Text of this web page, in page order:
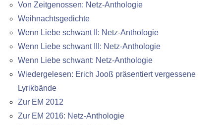
Von Zeitgenossen: Netz-Anthologie
Weihnachtsgedichte
Wenn Liebe schwant II: Netz-Anthologie
Wenn Liebe schwant III: Netz-Anthologie
Wenn Liebe schwant: Netz-Anthologie
Wiedergelesen: Erich Jooß präsentiert vergessene
Lyrikbände
Zur EM 2012
Zur EM 2016: Netz-Anthologie